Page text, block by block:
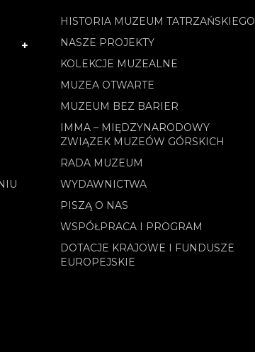
HISTORIA MUZEUM TATRZAŃSKIEGO
NASZE PROJEKTY
KOLEKCJE MUZEALNE
MUZEA OTWARTE
MUZEUM BEZ BARIER
IMMA – MIĘDZYNARODOWY
ZWIĄZEK MUZEÓW GÓRSKICH
RADA MUZEUM
WYDAWNICTWA
PISZĄ O NAS
WSPÓŁPRACA I PROGRAM
DOTACJE KRAJOWE I FUNDUSZE
EUROPEJSKIE